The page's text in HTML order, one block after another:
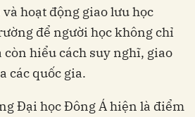
hoạt động giao lưu học
để người học không chỉ
hiểu cách suy nghĩ, giao
các quốc gia.
Đại học Đông Á hiện là điểm